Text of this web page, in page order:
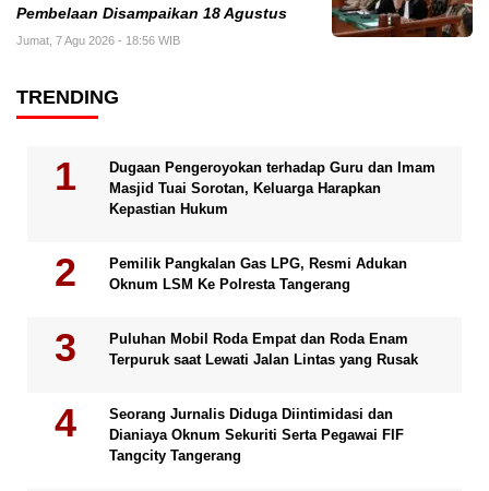
Pembelaan Disampaikan 18 Agustus
Jumat, 7 Agu 2026 - 18:56 WIB
TRENDING
Dugaan Pengeroyokan terhadap Guru dan Imam
Masjid Tuai Sorotan, Keluarga Harapkan
Kepastian Hukum
Pemilik Pangkalan Gas LPG, Resmi Adukan
Oknum LSM Ke Polresta Tangerang
Puluhan Mobil Roda Empat dan Roda Enam
Terpuruk saat Lewati Jalan Lintas yang Rusak
Seorang Jurnalis Diduga Diintimidasi dan
Dianiaya Oknum Sekuriti Serta Pegawai FIF
Tangcity Tangerang